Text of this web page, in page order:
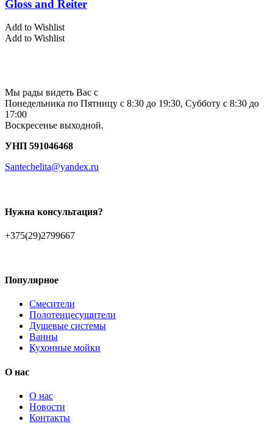
Gloss and Reiter
Add to Wishlist
Add to Wishlist
Мы рады видеть Вас с
Понедельника по Пятницу с 8:30 до 19:30, Субботу с 8:30 до
17:00
Воскресенье выходной.
УНП 591046468
Santechelita@yandex.ru
Нужна консультация?
+375(29)2799667
Популярное
Смесители
Полотенцесушители
Душевые системы
Ванны
Кухонные мойки
О нас
О нас
Новости
Контакты